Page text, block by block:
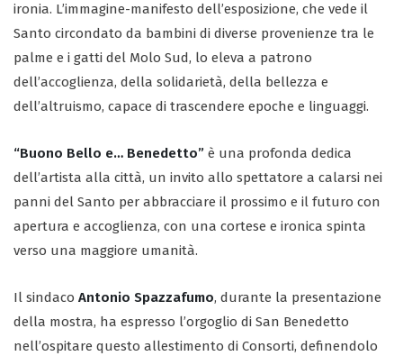
ironia. L’immagine-manifesto dell’esposizione, che vede il
Santo circondato da bambini di diverse provenienze tra le
palme e i gatti del Molo Sud, lo eleva a patrono
dell’accoglienza, della solidarietà, della bellezza e
dell’altruismo, capace di trascendere epoche e linguaggi.
“Buono Bello e… Benedetto” è una profonda dedica
dell’artista alla città, un invito allo spettatore a calarsi nei
panni del Santo per abbracciare il prossimo e il futuro con
apertura e accoglienza, con una cortese e ironica spinta
verso una maggiore umanità.
Il sindaco Antonio Spazzafumo, durante la presentazione
della mostra, ha espresso l’orgoglio di San Benedetto
nell’ospitare questo allestimento di Consorti, definendolo